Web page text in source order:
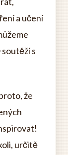
a učení
s
že
určitě